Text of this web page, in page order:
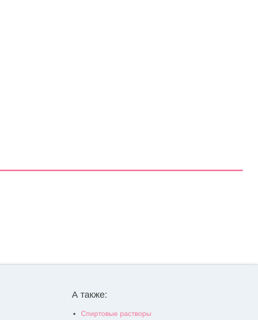
А также:
Спиртовые растворы